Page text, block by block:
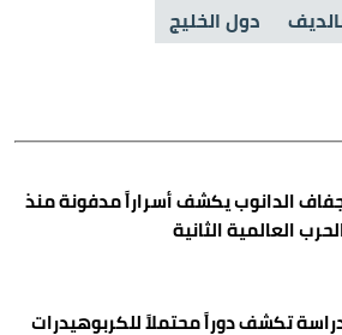
دول الخليج
الدانوب يكشف أسراراً مدفونة منذ
العالمية الثانية
تكشف دوراً محتملاً للكربوهيدرات